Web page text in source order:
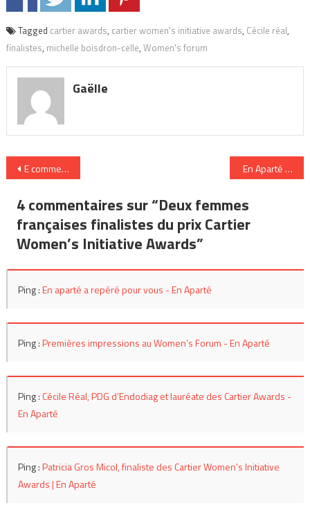
Tagged cartier awards, cartier women's initiative awards, Cécile réal,
finalistes, michelle boisdron-celle, Women's forum
Gaëlle
Navigation
de
l’article
E comme Épanouissement En Aparté a
4 commentaires sur “Deux femmes
françaises finalistes du prix Cartier
Women’s Initiative Awards”
Ping :En aparté a repéré pour vous - En Aparté
Ping :Premières impressions au Women’s Forum - En Aparté
Ping : Cécile Réal, PDG d’Endodiag et lauréate des Cartier Awards -
En Aparté
Ping :Patricia Gros Micol, finaliste des Cartier Women's Initiative
Awards | En Aparté